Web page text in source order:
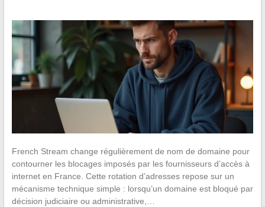
French Stream change régulièrement de nom de domaine pour
contourner les blocages imposés par les fournisseurs d’accès à
internet en France. Cette rotation d’adresses repose sur un
mécanisme technique simple : lorsqu’un domaine est bloqué par
décision judiciaire ou administrative,…